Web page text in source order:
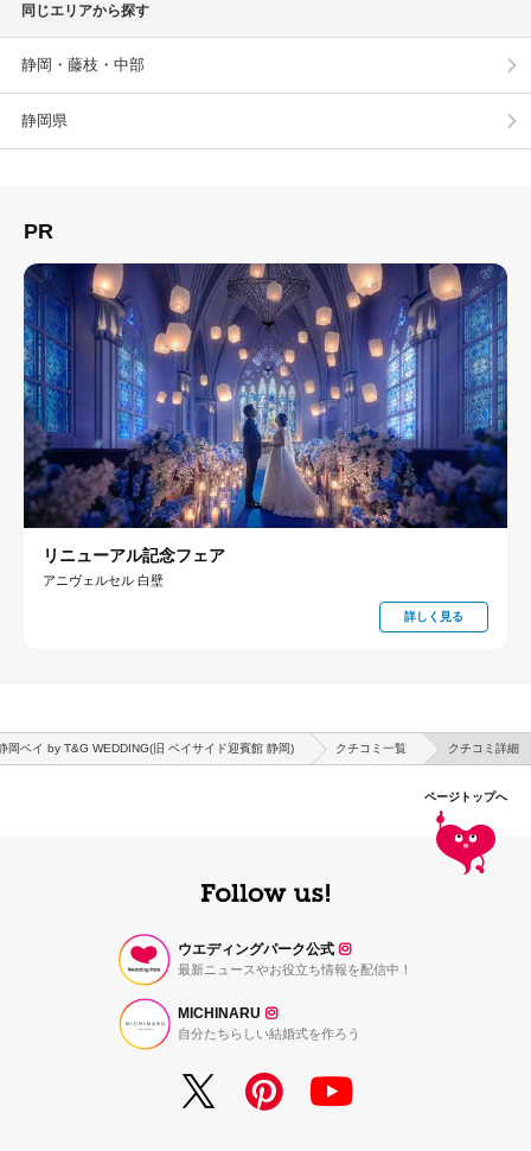
同じエリアから探す
静岡・藤枝・中部
静岡県
PR
リニューアル記念フェア
アニヴェルセル 白壁
詳しく見る
岡ベイ by T&G WEDDING(旧 ベイサイド迎賓館 静岡) クチコミ一覧 クチコミ詳細
ページトップへ
ウエディングパーク公式
最新ニュースやお役立ち情報を配信中！
MICHINARU
自分たちらしい結婚式を作ろう